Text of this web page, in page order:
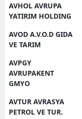
AVHOL AVRUPA
YATIRIM HOLDING
AVOD A.V.O.D GIDA
VE TARIM
AVPGY
AVRUPAKENT
GMYO
AVTUR AVRASYA
PETROL VE TUR.